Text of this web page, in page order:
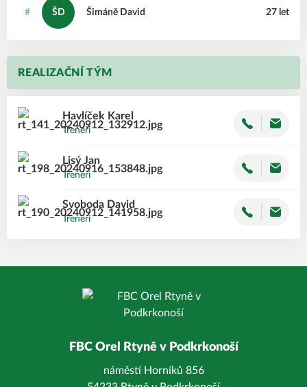
REALIZAČNÍ TÝM
Karel
Havlíček
Trenéři
Jan
Lisý
Trenéři
David
Svoboda
Trenéři
# ŠD David
Šimáně 27 let
FBC Orel Rtyně v Podkrkonoší
náměstí Horníků 856